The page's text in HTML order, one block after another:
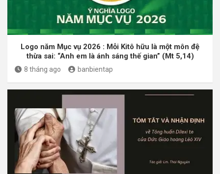
Logo năm Mục vụ 2026 : Mỗi Kitô hữu là một môn đệ
thừa sai: “Anh em là ánh sáng thế gian” (Mt 5,14)
8 tháng ago banbientap